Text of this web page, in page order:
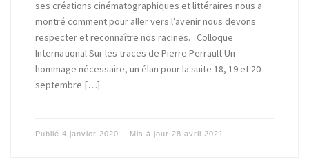
ses créations cinématographiques et littéraires nous a
montré comment pour aller vers l’avenir nous devons
respecter et reconnaître nos racines. Colloque
International Sur les traces de Pierre Perrault Un
hommage nécessaire, un élan pour la suite 18, 19 et 20
septembre […]
Publié 4 janvier 2020 Mis à jour 28 avril 2021